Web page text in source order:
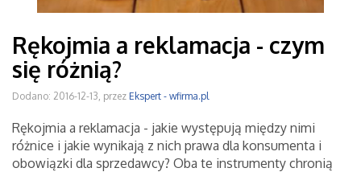
Rękojmia a reklamacja - czym
się różnią?
Dodano: 2016-12-13, przez Ekspert - wfirma.pl
Rękojmia a reklamacja - jakie występują między nimi
różnice i jakie wynikają z nich prawa dla konsumenta i
obowiązki dla sprzedawcy? Oba te instrumenty chronią